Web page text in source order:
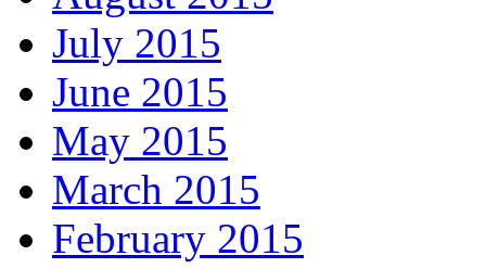
July 2015
June 2015
May 2015
March 2015
February 2015